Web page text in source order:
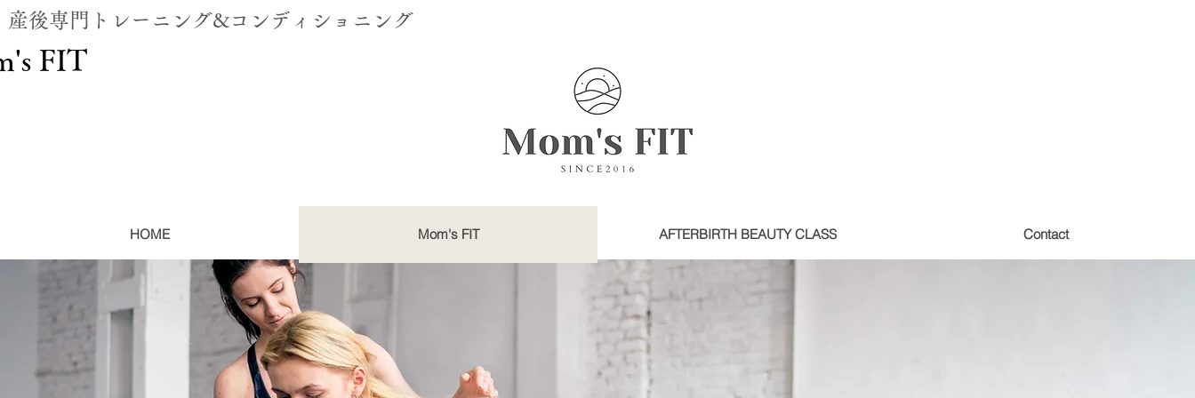
産後専門トレーニング&コンディショニング
FIT
HOME Mom's FIT AFTERBIRTH BEAUTY CLASS Contact